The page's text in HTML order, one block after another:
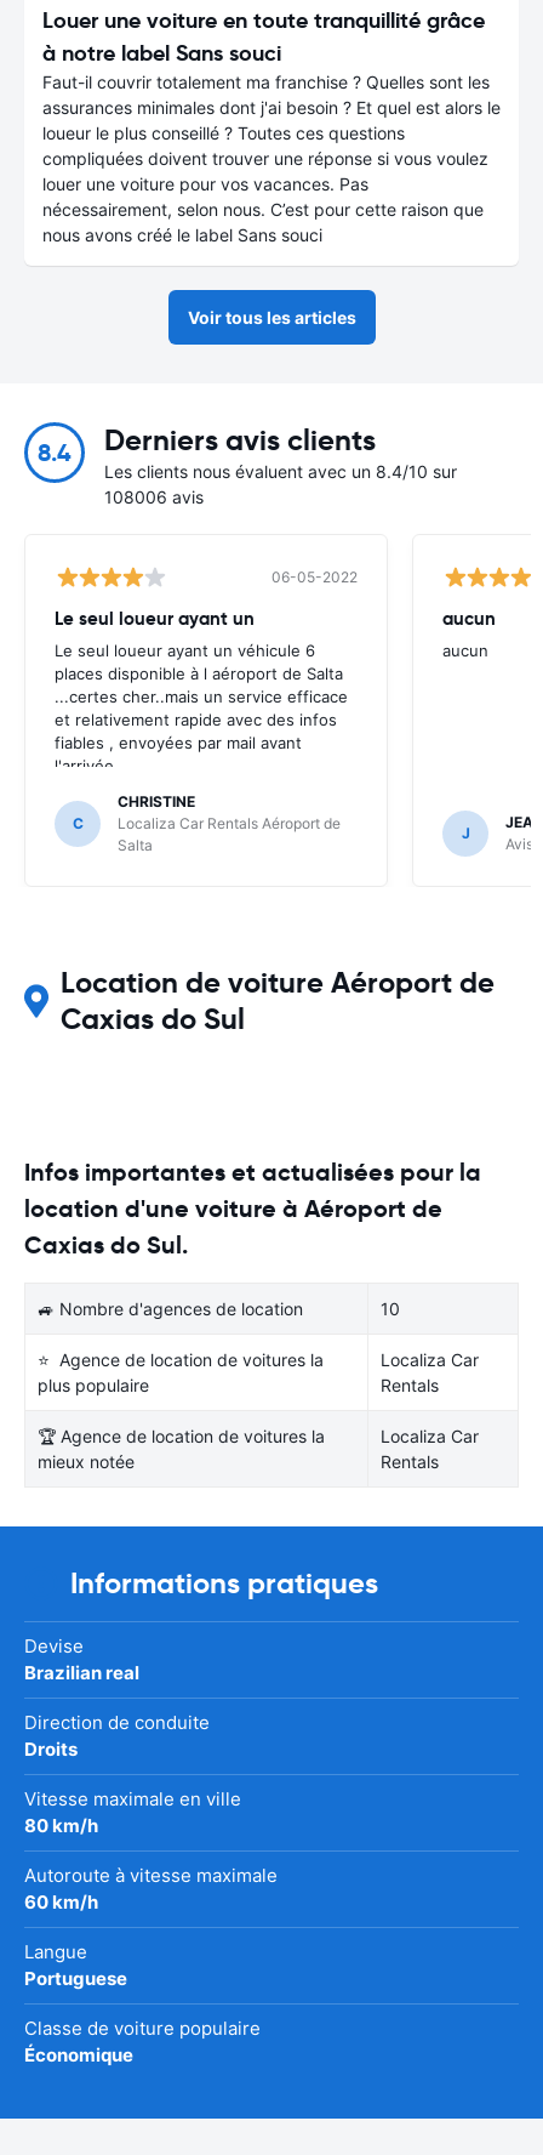
Louer une voiture en toute tranquillité grâce
à notre label Sans souci
Faut-il couvrir totalement ma franchise ? Quelles sont les
assurances minimales dont j'ai besoin ? Et quel est alors le
loueur le plus conseillé ? Toutes ces questions
compliquées doivent trouver une réponse si vous voulez
louer une voiture pour vos vacances. Pas
nécessairement, selon nous. C’est pour cette raison que
nous avons créé le label Sans souci
Voir tous les articles
8.4 Derniers avis clients
Les clients nous évaluent avec un 8.4/10 sur
108006 avis
06-05-2022
Le seul loueur ayant un
Le seul loueur ayant un véhicule 6
places disponible à l aéroport de Salta
...certes cher..mais un service efficace
et relativement rapide avec des infos
fiables , envoyées par mail avant
l'arrivée .
C
CHRISTINE
Localiza Car Rentals Aéroport de
Salta
aucun
aucun
J
Avis
Location de voiture Aéroport de
Caxias do Sul
Infos importantes et actualisées pour la
location d'une voiture à Aéroport de
Caxias do Sul.
🚙 Nombre d'agences de location 10
⭐ Agence de location de voitures la
plus populaire
Localiza Car
Rentals
🏆 Agence de location de voitures la
mieux notée
Localiza Car
Rentals
Informations pratiques
Devise
Brazilian real
Direction de conduite
Droits
Vitesse maximale en ville
80 km/h
Autoroute à vitesse maximale
60 km/h
Langue
Portuguese
Classe de voiture populaire
Économique